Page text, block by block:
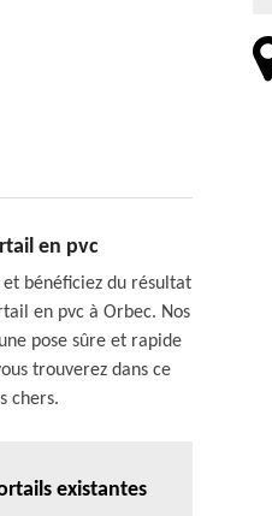
en pvc
bénéficiez du résultat
en pvc à Orbec. Nos
pose sûre et rapide
trouverez dans ce
chers.
existantes